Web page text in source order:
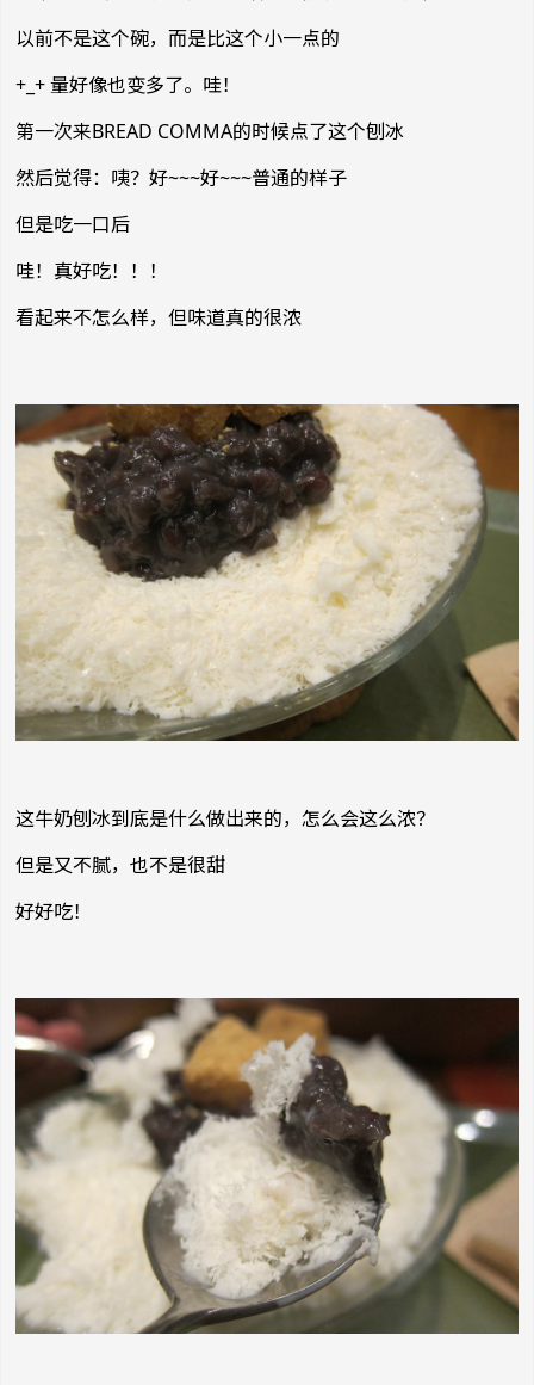
以前不是这个碗，而是比这个小一点的
+_+ 量好像也变多了。哇！
第一次来BREAD COMMA的时候点了这个刨冰
然后觉得：咦？好~~~好~~~普通的样子
但是吃一口后
哇！真好吃！！！
看起来不怎么样，但味道真的很浓
这牛奶刨冰到底是什么做出来的，怎么会这么浓？
但是又不腻，也不是很甜
好好吃！